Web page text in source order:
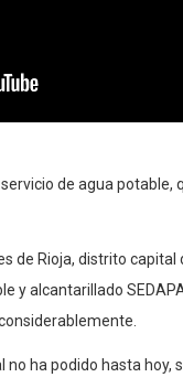
servicio de agua
de Rioja, distrito
y alcantarillado
no ha podido hasta